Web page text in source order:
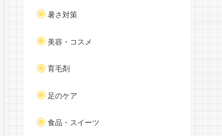
暑さ対策
美容・コスメ
育毛剤
足のケア
食品・スイーツ